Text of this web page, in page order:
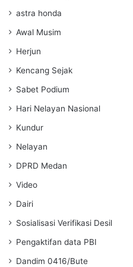
astra honda
Awal Musim
Herjun
Kencang Sejak
Sabet Podium
Hari Nelayan Nasional
Kundur
Nelayan
DPRD Medan
Video
Dairi
Sosialisasi Verifikasi Desil
Pengaktifan data PBI
Dandim 0416/Bute